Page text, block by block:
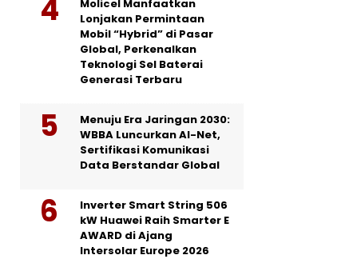
Molicel Manfaatkan
Lonjakan Permintaan
Mobil “Hybrid” di Pasar
Global, Perkenalkan
Teknologi Sel Baterai
Generasi Terbaru
Menuju Era Jaringan 2030:
WBBA Luncurkan AI-Net,
Sertifikasi Komunikasi
Data Berstandar Global
Inverter Smart String 506
kW Huawei Raih Smarter E
AWARD di Ajang
Intersolar Europe 2026